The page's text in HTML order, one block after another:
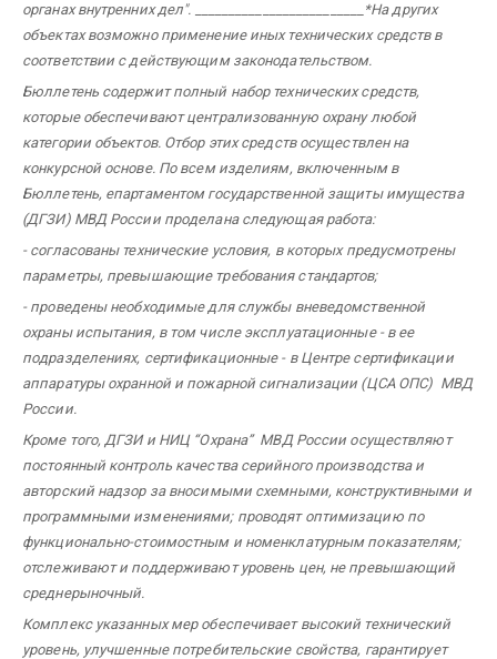
органах внутренних дел".
*На других
объектах возможно применение иных технических средств в
соответствии с действующим законодательством.
Бюллетень содержит полный набор технических средств,
которые обеспечивают централизованную охрану любой
категории объектов. Отбор этих средств осуществлен на
конкурсной основе. По всем изделиям, включенным в
Бюллетень, епартаментом государственной защиты имущества
(ДГЗИ) МВД России проделана следующая работа:
- согласованы технические условия, в которых предусмотрены
параметры, превышающие требования стандартов;
- проведены необходимые для службы вневедомственной
охраны испытания, в том числе эксплуатационные - в ее
подразделениях, сертификационные - в Центре сертификации
аппаратуры охранной и пожарной сигнализации (ЦСА ОПС) МВД
России.
Кроме того, ДГЗИ и НИЦ “Охрана” МВД России осуществляют
постоянный контроль качества серийного производства и
авторский надзор за вносимыми схемными, конструктивными и
программными изменениями; проводят оптимизацию по
функционально-стоимостным и номенклатурным показателям;
отслеживают и поддерживают уровень цен, не превышающий
среднерыночный.
Комплекс указанных мер обеспечивает высокий технический
уровень, улучшенные потребительские свойства, гарантирует